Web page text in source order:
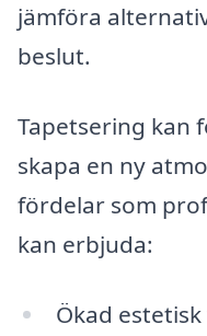
jämföra
beslut.
Tapetsering kan
skapa en ny
fördelar som
kan erbjuda:
Ökad